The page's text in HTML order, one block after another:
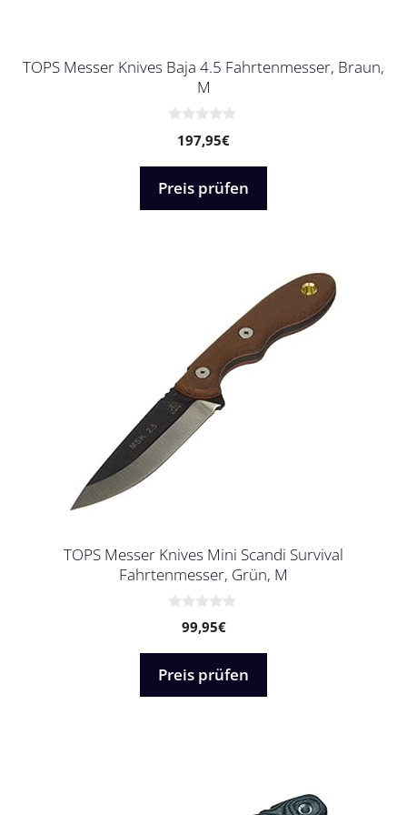
TOPS Messer Knives Baja 4.5 Fahrtenmesser, Braun,
M
n
5
197,95€
Preis prüfen
TOPS Messer Knives Mini Scandi Survival
Fahrtenmesser, Grün, M
n
5
99,95€
Preis prüfen